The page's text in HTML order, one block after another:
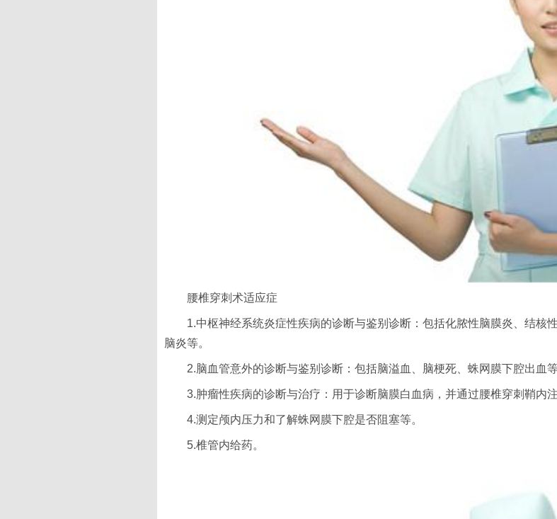
腰椎穿刺术适应症
1.中枢神经系统炎症性疾病的诊断与鉴别诊断：包括化脓性脑膜炎、结核
脑炎等。
2.脑血管意外的诊断与鉴别诊断：包括脑溢血、脑梗死、蛛网膜下腔出血等
3.肿瘤性疾病的诊断与治疗：用于诊断脑膜白血病，并通过腰椎穿刺鞘内
4.测定颅内压力和了解蛛网膜下腔是否阻塞等。
5.椎管内给药。